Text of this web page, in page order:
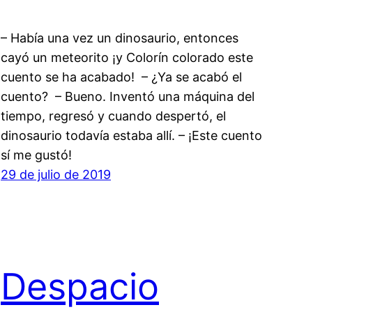
– Había una vez un dinosaurio, entonces
cayó un meteorito ¡y Colorín colorado este
cuento se ha acabado! – ¿Ya se acabó el
cuento? – Bueno. Inventó una máquina del
tiempo, regresó y cuando despertó, el
dinosaurio todavía estaba allí. – ¡Este cuento
sí me gustó!
29 de julio de 2019
Despacio